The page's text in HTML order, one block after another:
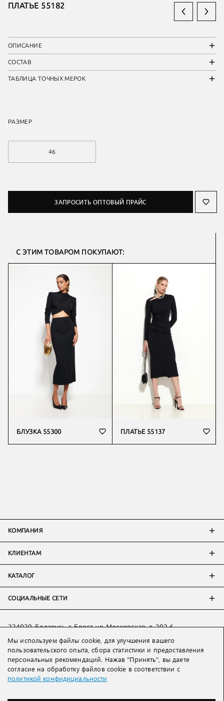
ПЛАТЬЕ 55182
ОПИСАНИЕ
СОСТАВ
ТАБЛИЦА ТОЧНЫХ МЕРОК
РАЗМЕР
46
ЗАПРОСИТЬ ОПТОВЫЙ ПРАЙС
С ЭТИМ ТОВАРОМ ПОКУПАЮТ:
БЛУЗКА 55300 ПЛАТЬЕ 55137
КОМПАНИЯ
КЛИЕНТАМ
КАТАЛОГ
СОЦИАЛЬНЫЕ СЕТИ
214018 Россия, г. Смоленск, пр-т. Гагарина, д. 19
224020, Беларусь, г. Брест, ул. Московская, д. 202-6
Тел:+7 993 398 36 60(WhatsApp
Тел:+375 29 205 80 10( WhatsApp,Viber)
Email:ved@lakbi.com
Мы используем файлы cookie, для улучшения вашего
пользовательского опыта, сбора статистики и предоставления
персональных рекомендаций. Нажав "Принять", вы даете
согласие на обработку файлов cookie в соответствии с
политикой конфидициальности